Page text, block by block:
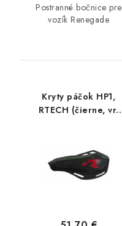
Postranné bočnice pre
vozík Renegade
Kryty páčok HP1,
RTECH (čierne, vr.